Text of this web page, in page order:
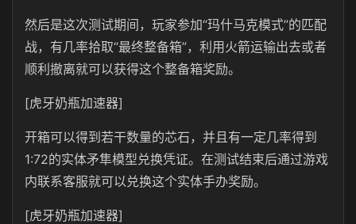
然后是这次测试期间，玩家参加“玛什马克模式”的匹配
战，有几率拾取“最终整备箱”，利用火箭运输出去或者
顺利撤离就可以获得这个整备箱奖励。
[虎牙奶瓶加速器]
开箱可以得到若干数量的芯石，并且有一定几率得到
1:72的实体矛隼模型兑换凭证。在测试结束后通过游戏
内联系客服就可以兑换这个实体手办奖励。
[虎牙奶瓶加速器]